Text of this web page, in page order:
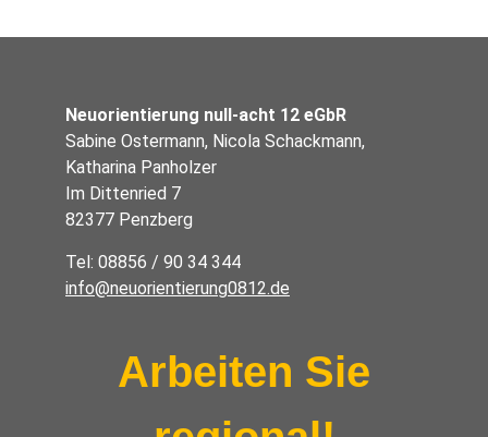
Neuorientierung null-acht 12 eGbR
Sabine Ostermann, Nicola Schackmann,
Katharina Panholzer
Im Dittenried 7
82377 Penzberg
Tel: 08856 / 90 34 344
info@neuorientierung0812.de
Arbeiten Sie